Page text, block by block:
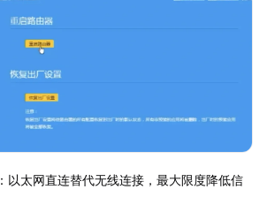
：以太网直连替代无线连接，最大限度降低信